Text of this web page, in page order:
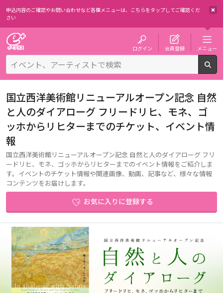
申込内容のご確認やお問い合わせなど各種メニューは、 こちらをタップしてご確認くだ
さい
ログイン 会員登録 メニュー
国立西洋美術館リニューアルオープン記念 自然
と人のダイアローグ フリードリヒ、モネ、ゴ
ッホからリヒターまでのチケット、イベント情
報
国立西洋美術館リニューアルオープン記念 自然と人のダイアローグ フリ
ードリヒ、モネ、ゴッホからリヒターまでのイベント情報をご紹介しま
す。イベントのチケット情報や関連画像、動画、記事など、様々な情報
コンテンツをお届けします。
お気に入りに登録する